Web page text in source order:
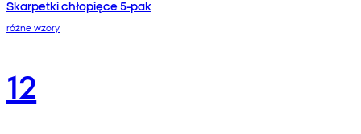
Skarpetki chłopięce 5-pak
różne wzory
12